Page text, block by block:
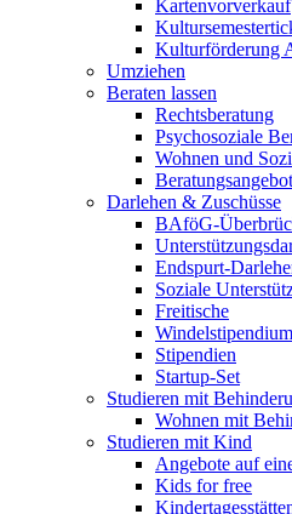
Kartenvorverkauf
Kulturförderung
Umziehen
Beraten lassen
Rechtsberatung
Psychosoziale
Wohnen und
Darlehen & Zuschüsse
BAföG-
Endspurt-
Soziale
Freitische
Windelstipendium
Stipendien
Startup-Set
Studieren mit
Wohnen mit
Studieren mit Kind
Angebote auf
Kids for free